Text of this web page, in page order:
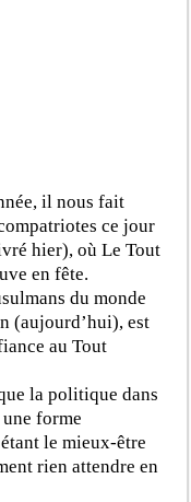
il nous fait
ce jour
hier), où Le Tout
en fête.
du monde
(aujourd’hui), est
au Tout
la politique dans
forme
le mieux-être
rien attendre en